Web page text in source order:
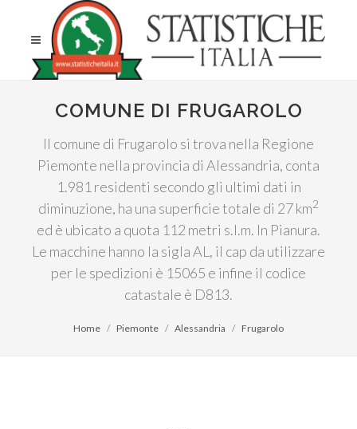
COMUNE DI FRUGAROLO
Il comune di Frugarolo si trova nella Regione
Piemonte nella provincia di Alessandria, conta
1.981 residenti secondo gli ultimi dati in
diminuzione, ha una superficie totale di 27 km2
ed è ubicato a quota 112 metri s.l.m. In Pianura.
Le macchine hanno la sigla AL, il cap da utilizzare
per le spedizioni è 15065 e infine il codice
catastale è D813.
Home Piemonte Alessandria Frugarolo